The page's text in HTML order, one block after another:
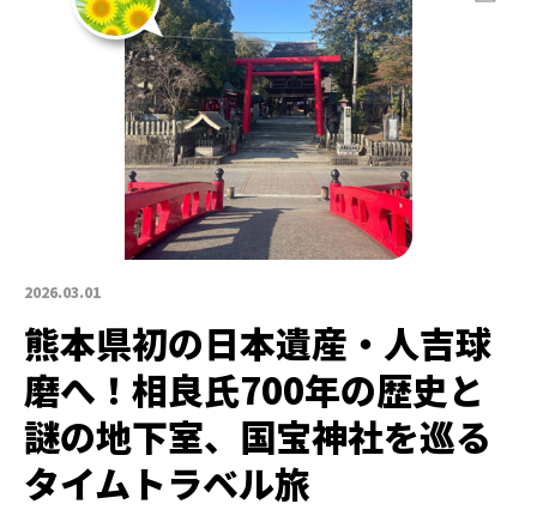
2026.03.01
熊本県初の日本遺産・人吉球
磨へ！相良氏700年の歴史と
謎の地下室、国宝神社を巡る
タイムトラベル旅